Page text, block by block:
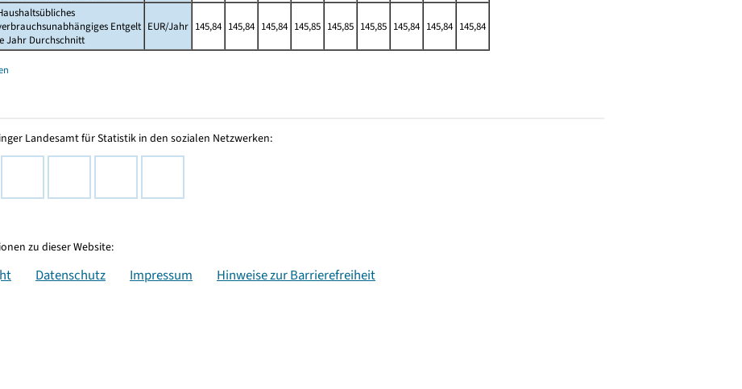
Entgelt
Jahr Durchschnitt
EUR/Jahr 145,84 145,84 145,84 145,85 145,85 145,85 145,84 145,84 145,84
Landesamt für Statistik in den sozialen Netzwerken:
zu dieser Website:
Datenschutz Impressum Hinweise zur Barrierefreiheit